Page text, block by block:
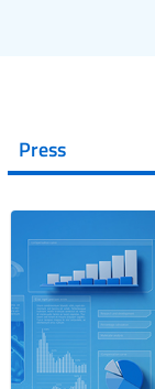
Press